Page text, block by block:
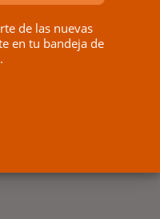
de las nuevas
en tu bandeja de